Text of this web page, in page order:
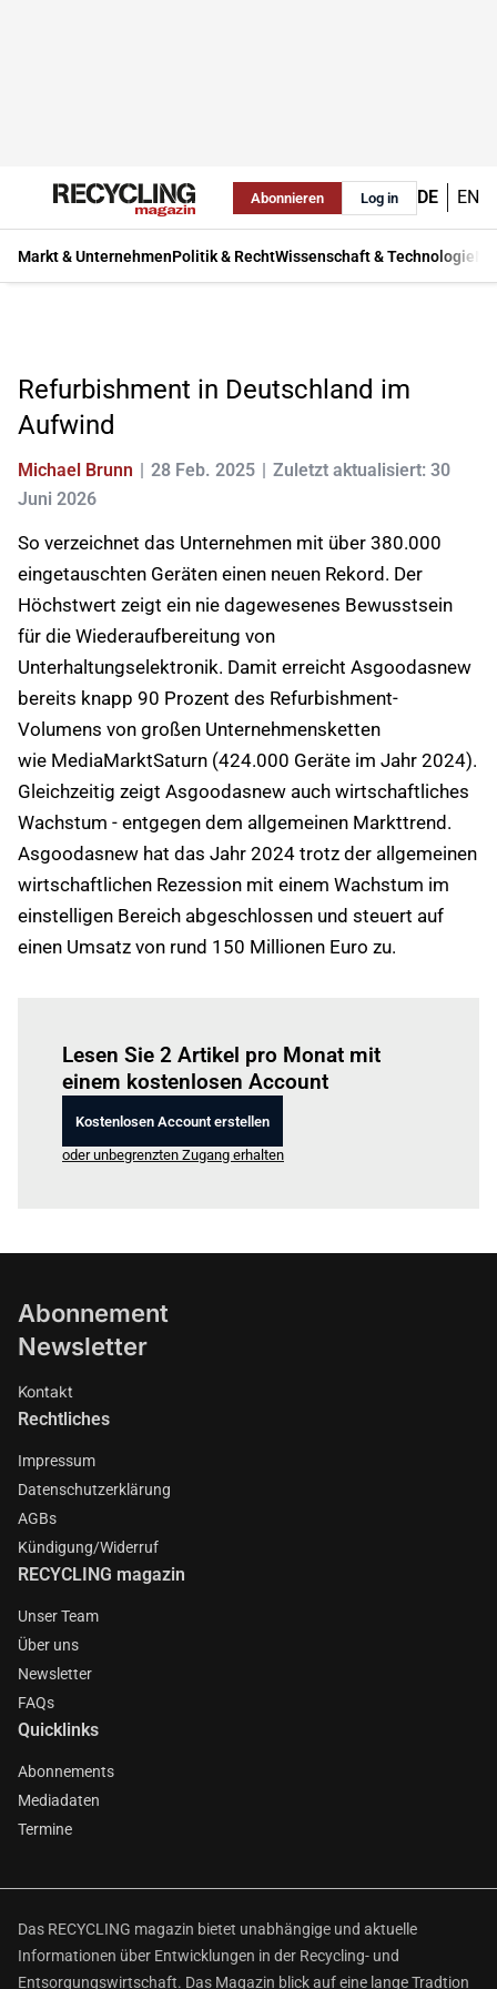
Abonnieren Log in DE EN
Markt & UnternehmenPolitik & RechtWissenschaft & Technologie
Refurbishment in Deutschland im
Aufwind
Michael Brunn 28 Feb. 2025
Zuletzt aktualisiert: 30
Juni 2026
So verzeichnet das Unternehmen mit über 380.000
eingetauschten Geräten einen neuen Rekord. Der
Höchstwert zeigt ein nie dagewesenes Bewusstsein
für die Wiederaufbereitung von
Unterhaltungselektronik. Damit erreicht Asgoodasnew
bereits knapp 90 Prozent des Refurbishment-
Volumens von großen Unternehmensketten
wie MediaMarktSaturn (424.000 Geräte im Jahr 2024).
Gleichzeitig zeigt Asgoodasnew auch wirtschaftliches
Wachstum - entgegen dem allgemeinen Markttrend.
Asgoodasnew hat das Jahr 2024 trotz der allgemeinen
wirtschaftlichen Rezession mit einem Wachstum im
einstelligen Bereich abgeschlossen und steuert auf
einen Umsatz von rund 150 Millionen Euro zu.
Lesen Sie 2 Artikel pro Monat mit
einem kostenlosen Account
Kostenlosen Account erstellen
oder unbegrenzten Zugang erhalten
Abonnement
Newsletter
Kontakt
Rechtliches
Impressum
Datenschutzerklärung
AGBs
Kündigung/Widerruf
RECYCLING magazin
Unser Team
Über uns
Newsletter
FAQs
Quicklinks
Abonnements
Mediadaten
Termine
Das RECYCLING magazin bietet unabhängige und aktuelle
Informationen über Entwicklungen in der Recycling- und
Entsorgungswirtschaft. Das Magazin blick auf eine lange Tradtion